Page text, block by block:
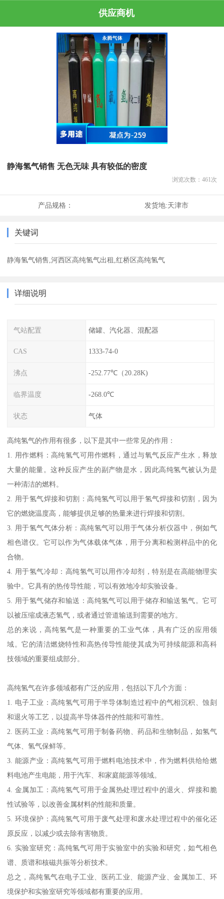
供应商机
静海氢气销售 无色无味 具有较低的密度
浏览次数： 461 次
产品规格： 发货地:天津市
关键词
静海氢气销售,河西区高纯氢气出租,红桥区高纯氢气
详细说明
气站配置 储罐、汽化器、混配器
CAS 1333-74-0
沸点 -252.77℃（20.28K)
临界温度 -268.0℃
状态 气体
高纯氢气的作用有很多，以下是其中一些常见的作用：
1. 用作燃料：高纯氢气可用作燃料，通过与氧气反应产生水，释放
大量的能量。这种反应产生的副产物是水，因此高纯氢气被认为是
一种清洁的燃料。
2. 用于氢气焊接和切割：高纯氢气可以用于氢气焊接和切割，因为
它的燃烧温度高，能够提供足够的热量来进行焊接和切割。
3. 用于氢气气体分析：高纯氢气可以用于气体分析仪器中，例如气
相色谱仪。它可以作为气体载体气体，用于分离和检测样品中的化
合物。
4. 用于氢气冷却：高纯氢气可以用作冷却剂，特别是在高能物理实
验中。它具有的热传导性能，可以有效地冷却实验设备。
5. 用于氢气储存和输送：高纯氢气可以用于储存和输送氢气。它可
以被压缩成液态氢气，或者通过管道输送到需要的地方。
总的来说，高纯氢气是一种重要的工业气体，具有广泛的应用领
域。它的清洁燃烧特性和高热传导性能使其成为可持续能源和高科
技领域的重要组成部分。
高纯氢气在许多领域都有广泛的应用，包括以下几个方面：
1. 电子工业：高纯氢气可用于半导体制造过程中的气相沉积、蚀刻
和退火等工艺，以提高半导体器件的性能和可靠性。
2. 医药工业：高纯氢气可用于制备药物、药品和生物制品，如氢气
气体、氢气保鲜等。
3. 能源产业：高纯氢气可用于燃料电池技术中，作为燃料供给给燃
料电池产生电能，用于汽车、和家庭能源等领域。
4. 金属加工：高纯氢气可用于金属热处理过程中的退火、焊接和脆
性试验等，以改善金属材料的性能和质量。
5. 环境保护：高纯氢气可用于废气处理和废水处理过程中的催化还
原反应，以减少或去除有害物质。
6. 实验室研究：高纯氢气可用于实验室中的实验和研究，如气相色
谱、质谱和核磁共振等分析技术。
总之，高纯氢气在电子工业、医药工业、能源产业、金属加工、环
境保护和实验室研究等领域都有重要的应用。